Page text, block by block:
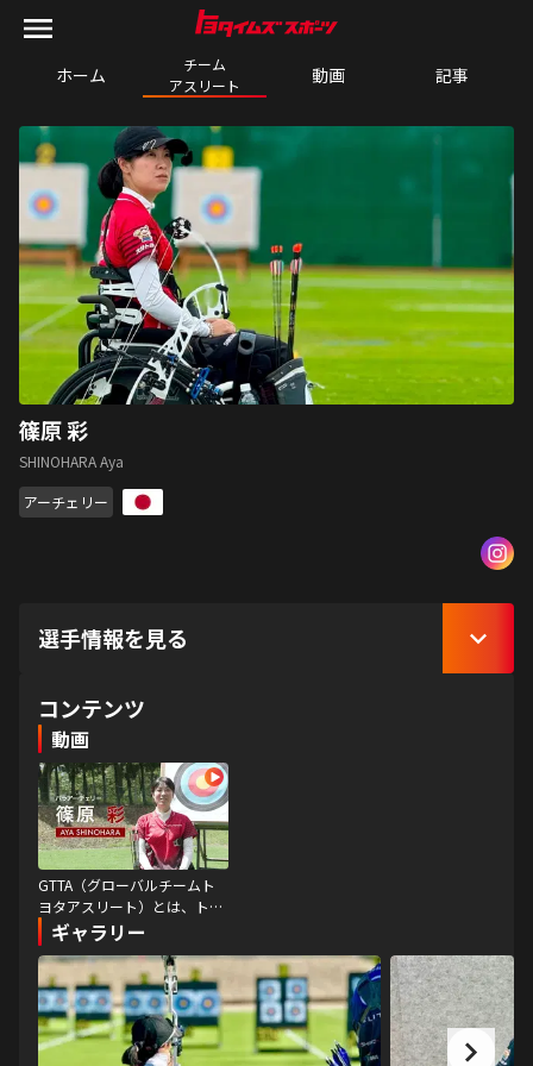
ホーム
チーム
アスリート
動画 記事
篠原 彩
SHINOHARA Aya
アーチェリー
選手情報を見る
コンテンツ
動画
GTTA（グローバルチームト
ヨタアスリート）とは、トヨ
タの理念や価値観（チャレン
ジ、改善、チームワーク等）
をともにし、 自らの限界を超
えてチャレンジする
「StartYourImpossible」を体
現するアスリートたち。
GTTAの想い描く未来に迫
ギャラリー